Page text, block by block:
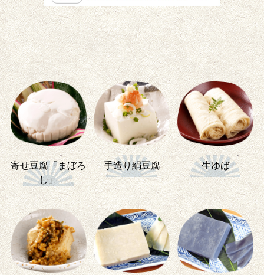
寄せ豆腐「まぼろ
し」
手造り絹豆腐 生ゆば